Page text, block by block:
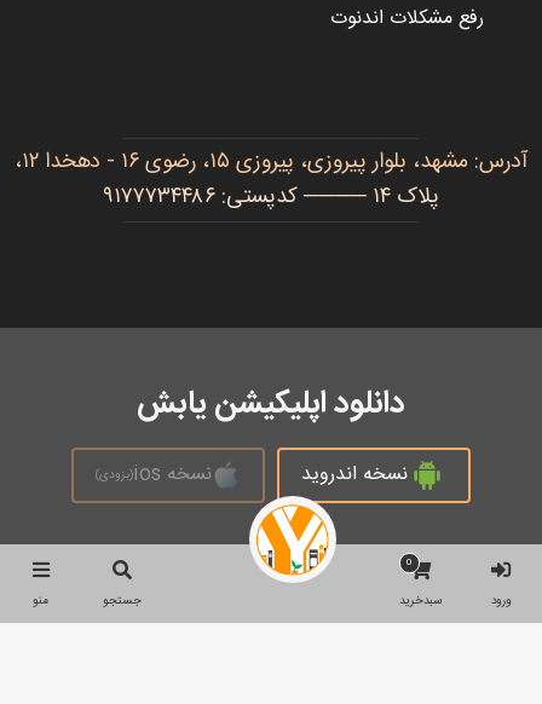
رفع مشکلات اندنوت
ورود
0
سبدخرید جستجو منو
آدرس: مشهد، بلوار پیروزی، پیروزی ۱۵، رضوی ۱۶ - دهخدا ۱۲،
پلاک ۱۴ ──── کدپستی: ۹۱۷۷۷۳۴۴۸۶
دانلود اپلیکیشن یابش
نسخه اندروید نسخه ios (بزودی)
تمام حقوق محفوظ است © 2026